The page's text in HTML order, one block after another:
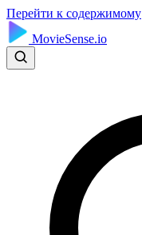
Перейти к содержимому
MovieSense.io